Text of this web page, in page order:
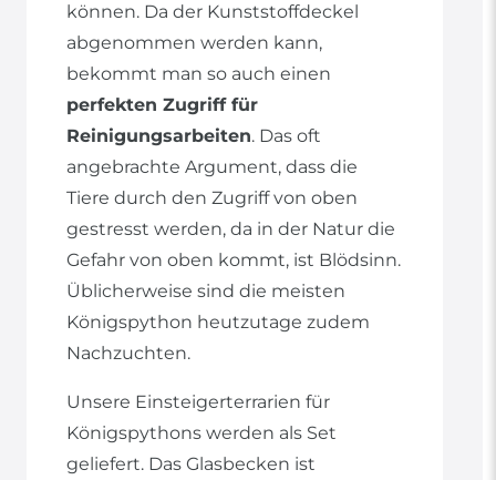
können. Da der Kunststoffdeckel
abgenommen werden kann,
bekommt man so auch einen
perfekten Zugriff für
Reinigungsarbeiten. Das oft
angebrachte Argument, dass die
Tiere durch den Zugriff von oben
gestresst werden, da in der Natur die
Gefahr von oben kommt, ist Blödsinn.
Üblicherweise sind die meisten
Königspython heutzutage zudem
Nachzuchten.
Unsere Einsteigerterrarien für
Königspythons werden als Set
geliefert. Das Glasbecken ist